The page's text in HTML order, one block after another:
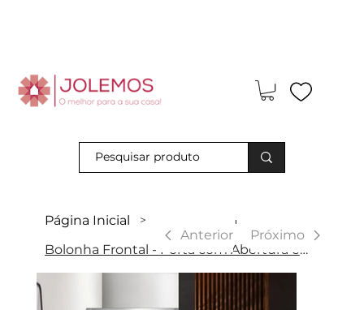
Página Inicial >
Bolonha Frontal - Porta com Abertura em Fole
Anterior Próximo